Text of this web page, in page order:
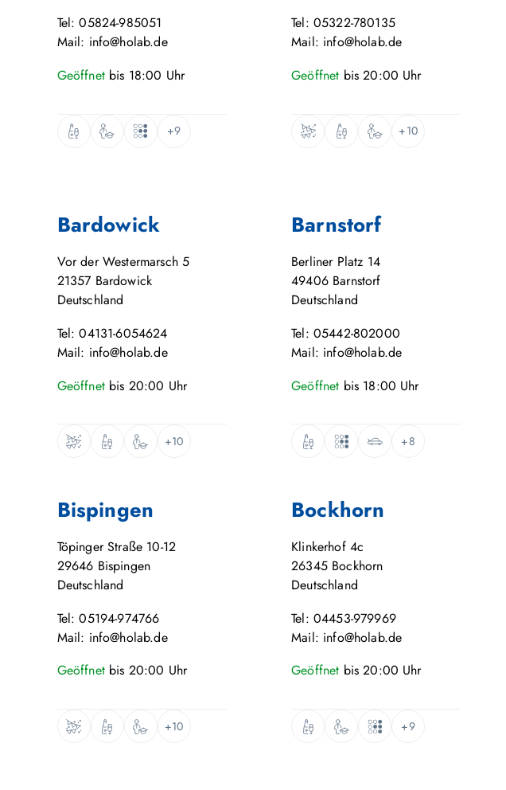
Tel: 05824-985051
Mail: info@holab.de
Geöffnet bis 18:00 Uhr
+9
Tel: 05322-780135
Mail: info@holab.de
Geöffnet bis20:00 Uhr
+10
Bardowick
Vor der Westermarsch 5
21357 Bardowick
Deutschland
Tel: 04131-6054624
Mail: info@holab.de
Geöffnet bis 20:00 Uhr
+10
Barnstorf
Berliner Platz 14
49406 Barnstorf
Deutschland
Tel: 05442-802000
Mail: info@holab.de
Geöffnet bis 18:00 Uhr
+8
Bispingen
Töpinger Straße 10-12
29646 Bispingen
Deutschland
Tel: 05194-974766
Mail: info@holab.de
Geöffnet bis 20:00 Uhr
+10
Bockhorn
Klinkerhof 4c
26345 Bockhorn
Deutschland
Tel: 04453-979969
Mail: info@holab.de
Geöffnet bis20:00 Uhr
+9